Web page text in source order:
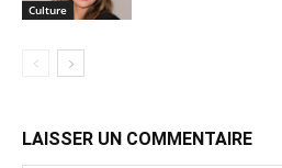
Culture
LAISSER UN COMMENTAIRE